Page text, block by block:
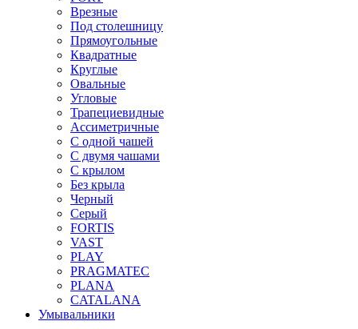
Врезные
Под столешницу
Прямоугольные
Квадратные
Круглые
Овальные
Угловые
Трапециевидные
Ассиметричные
С одной чашей
С двумя чашами
С крылом
Без крыла
Черный
Серый
FORTIS
VAST
PLAY
PRAGMATEC
PLANA
CATALANA
Умывальники